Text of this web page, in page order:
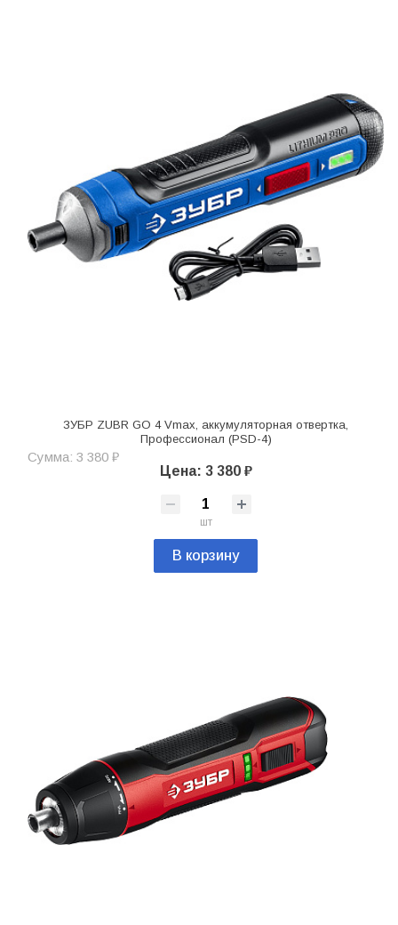
ЗУБР ZUBR GO 4 Vmax, аккумуляторная отвертка,
Профессионал (PSD-4)
Сумма: 3 380 ₽
Цена: 3 380 ₽
шт
В корзину